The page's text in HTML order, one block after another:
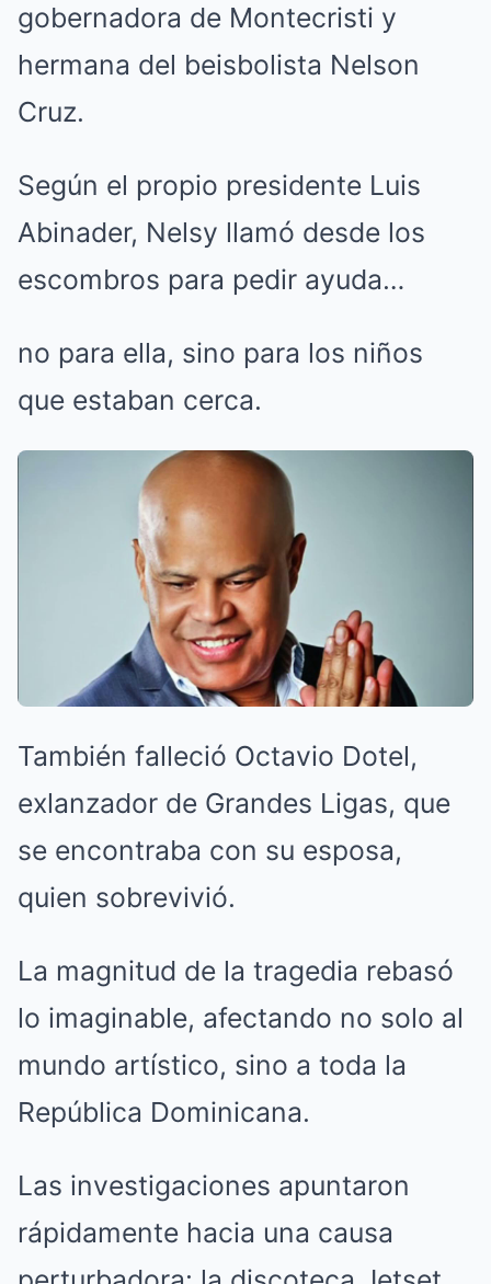
gobernadora de Montecristi y
hermana del beisbolista Nelson
Cruz.
Según el propio presidente Luis
Abinader, Nelsy llamó desde los
escombros para pedir ayuda…
no para ella, sino para los niños
que estaban cerca.
También falleció Octavio Dotel,
exlanzador de Grandes Ligas, que
se encontraba con su esposa,
quien sobrevivió.
La magnitud de la tragedia rebasó
lo imaginable, afectando no solo al
mundo artístico, sino a toda la
República Dominicana.
Las investigaciones apuntaron
rápidamente hacia una causa